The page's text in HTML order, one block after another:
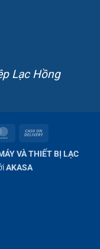
Lạc Hồng
MasterCard
Delivery
VÀ THIẾT BỊ LẠC
AKASA